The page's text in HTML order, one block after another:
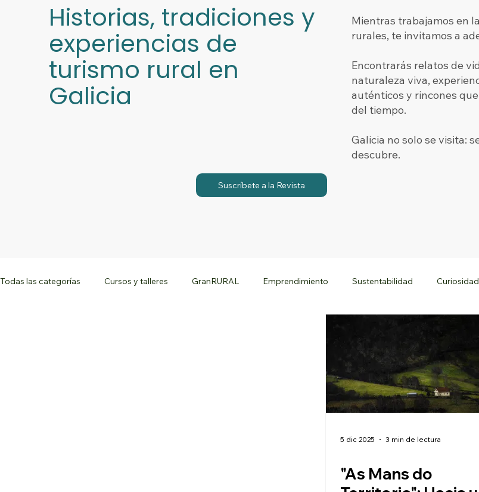
Historias, tradiciones y
experiencias de
turismo rural en
Galicia
Suscríbete a la Revista
Mientras trabajamos en
rurales, te invitamos a
Encontrarás relatos de
naturaleza viva,
auténticos y rincones
del tiempo.
Galicia no solo se visita:
descubre.
Todas las categorías Cursos y talleres GranRURAL Emprendimiento Sustentabilidad
5 dic 2025 3 min de lectura
"As Mans do